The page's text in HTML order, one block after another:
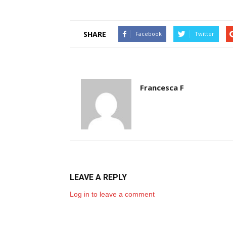
SHARE Facebook Twitter
Francesca F
LEAVE A REPLY
Log in to leave a comment